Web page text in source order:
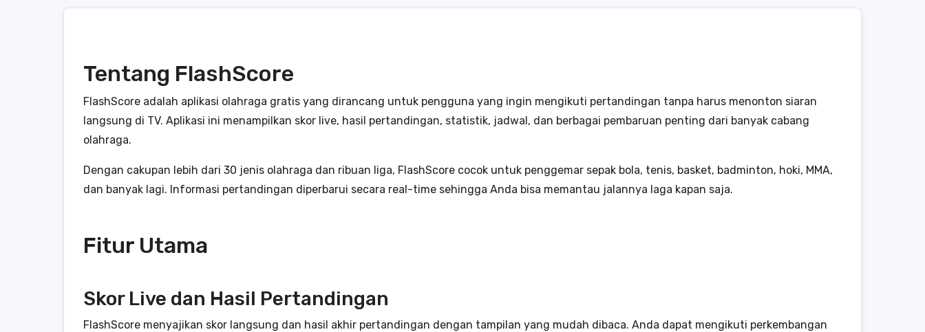
Tentang FlashScore
FlashScore adalah aplikasi olahraga gratis yang dirancang untuk pengguna yang ingin mengikuti pertandingan tanpa harus menonton siaran
langsung di TV. Aplikasi ini menampilkan skor live, hasil pertandingan, statistik, jadwal, dan berbagai pembaruan penting dari banyak cabang
olahraga.
Dengan cakupan lebih dari 30 jenis olahraga dan ribuan liga, FlashScore cocok untuk penggemar sepak bola, tenis, basket, badminton, hoki, MMA,
dan banyak lagi. Informasi pertandingan diperbarui secara real-time sehingga Anda bisa memantau jalannya laga kapan saja.
Fitur Utama
Skor Live dan Hasil Pertandingan
FlashScore menyajikan skor langsung dan hasil akhir pertandingan dengan tampilan yang mudah dibaca. Anda dapat mengikuti perkembangan